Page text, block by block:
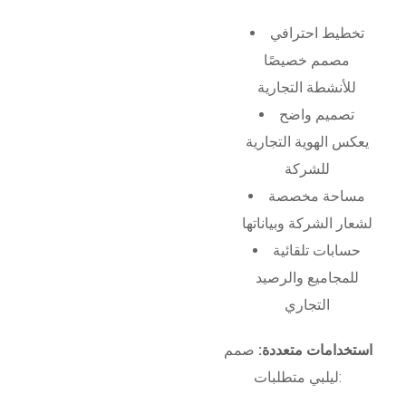
تخطيط احترافي
مصمم خصيصًا
للأنشطة التجارية
تصميم واضح
يعكس الهوية التجارية
للشركة
مساحة مخصصة
لشعار الشركة وبياناتها
حسابات تلقائية
للمجاميع والرصيد
التجاري
استخدامات متعددة: صمم
ليلبي متطلبات: